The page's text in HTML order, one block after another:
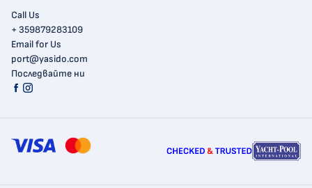
Call Us
+ 359879283109
Email for Us
port@yasido.com
Последвайте ни